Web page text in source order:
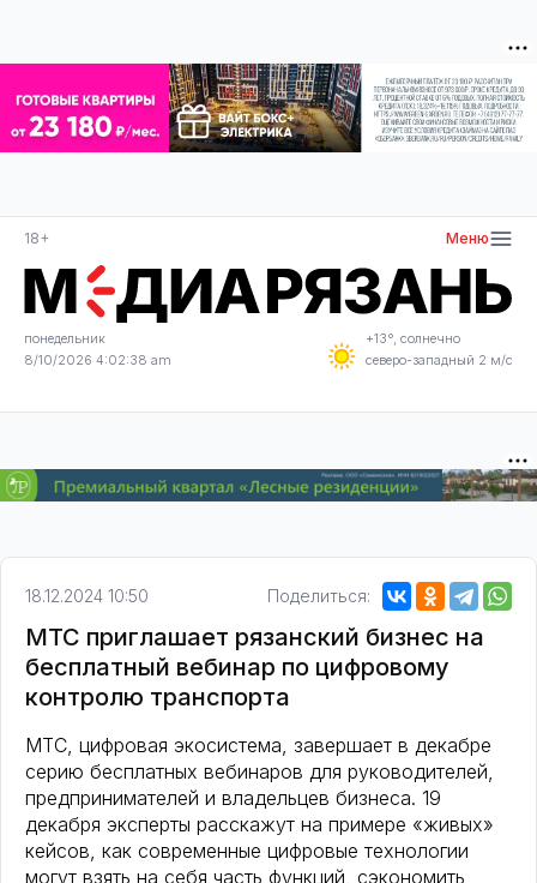
18+ Меню
понедельник
8/10/2026 4:02:38 am
+13°, солнечно
северо-западный 2 м/с
18.12.2024 10:50 Поделиться:
МТС приглашает рязанский бизнес на
бесплатный вебинар по цифровому
контролю транспорта
МТС, цифровая экосистема, завершает в декабре
серию бесплатных вебинаров для руководителей,
предпринимателей и владельцев бизнеса. 19
декабря эксперты расскажут на примере «живых»
кейсов, как современные цифровые технологии
могут взять на себя часть функций, сэкономить